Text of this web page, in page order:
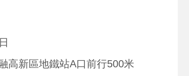
高新區地鐵站A口前行500米